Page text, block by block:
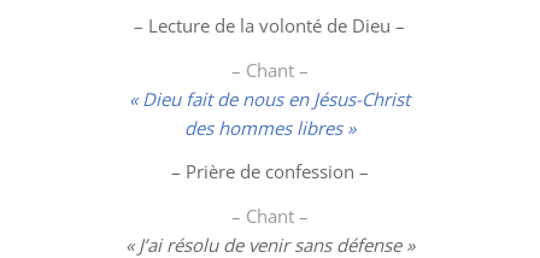
– Lecture de la volonté de Dieu –
– Chant –
« Dieu fait de nous en Jésus-Christ
des hommes libres »
– Prière de confession –
– Chant –
« J’ai résolu de venir sans défense »